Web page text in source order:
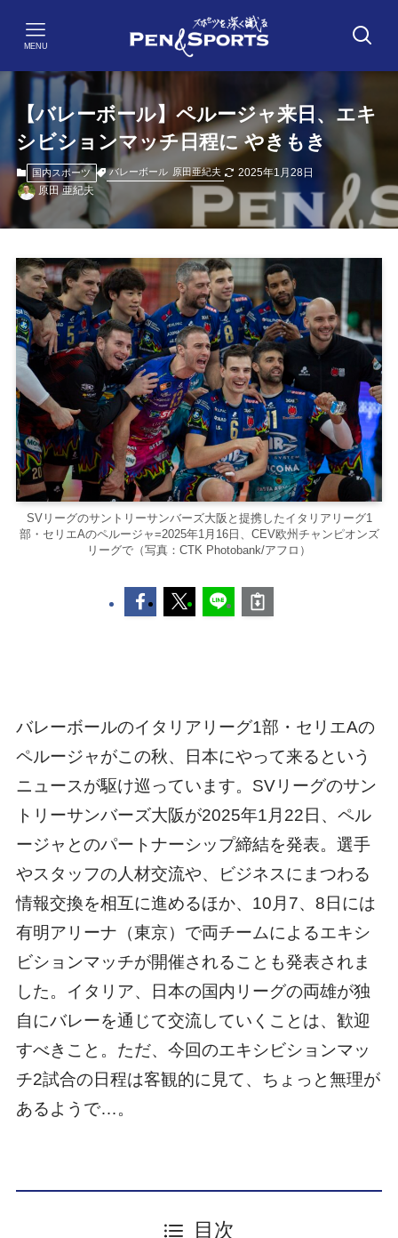
MENU
【バレーボール】ペルージャ来日、エキ
シビションマッチ日程に やきもき
国内スポーツ バレーボール 原田亜紀夫
2025年1月28日
原田 亜紀夫
SVリーグのサントリーサンバーズ大阪と提携したイタリアリーグ1
部・セリエAのペルージャ=2025年1月16日、CEV欧州チャンピオンズ
リーグで（写真：CTK Photobank/アフロ）
バレーボールのイタリアリーグ1部・セリエAの
ペルージャがこの秋、日本にやって来るという
ニュースが駆け巡っています。SVリーグのサン
トリーサンバーズ大阪が2025年1月22日、ペル
ージャとのパートナーシップ締結を発表。選手
やスタッフの人材交流や、ビジネスにまつわる
情報交換を相互に進めるほか、10月7、8日には
有明アリーナ（東京）で両チームによるエキシ
ビションマッチが開催されることも発表されま
した。イタリア、日本の国内リーグの両雄が独
自にバレーを通じて交流していくことは、歓迎
すべきこと。ただ、今回のエキシビションマッ
チ2試合の日程は客観的に見て、ちょっと無理が
あるようで…。
目次